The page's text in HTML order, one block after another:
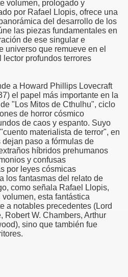
volumen, prologado y
por Rafael Llopis, ofrece una
del desarrollo de los
las piezas fundamentales en
de ese singular e
universo que remueve en el
lector profundos terrores
a Howard Phillips Lovecraft
el papel más importante en la
"Los Mitos de Cthulhu", ciclo
de horror cósmico
de caos y espanto. Suyo
materialista de terror", en
paso a fórmulas de
híbridos prehumanos
y confusas
por leyes cósmicas
los fantasmas del relato de
como señala Rafael Llopis,
esta fantástica
a notables precedentes (Lord
Robert W. Chambers, Arthur
sino que también fue